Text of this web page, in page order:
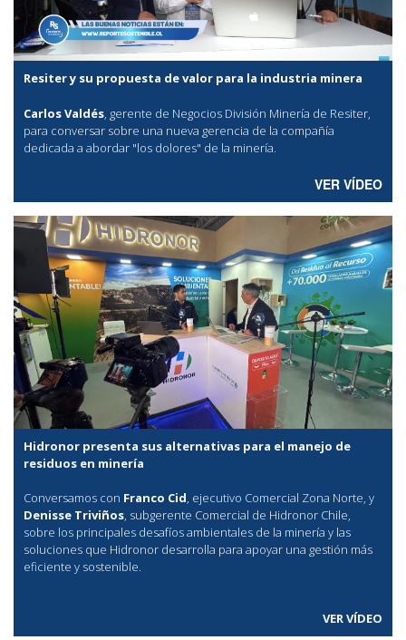
Resiter y su propuesta de valor para la industria minera
Carlos Valdés, gerente de Negocios División Minería de Resiter,
para conversar sobre una nueva gerencia de la compañía
dedicada a abordar "los dolores" de la minería.
VER VÍDEO
Hidronor presenta sus alternativas para el manejo de
residuos en minería
Conversamos con Franco Cid, ejecutivo Comercial Zona Norte, y
Denisse Triviños, subgerente Comercial de Hidronor Chile,
sobre los principales desafíos ambientales de la minería y las
soluciones que Hidronor desarrolla para apoyar una gestión más
eficiente y sostenible.
VER VÍDEO